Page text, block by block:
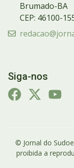
Brumado-BA
CEP: 46100-
Siga-nos
© Jornal do
proibida a